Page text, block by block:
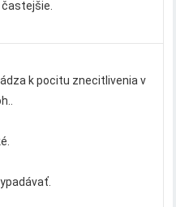
k pocitu znecitlivenia v